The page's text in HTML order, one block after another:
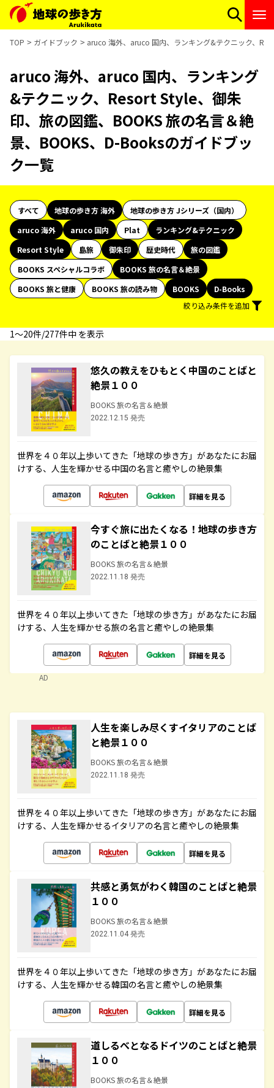
TOP ガイドブック aruco 海外、aruco 国内、ランキング&テクニック、
aruco 海外、aruco 国内、ランキング
&テクニック、Resort Style、御朱
印、旅の図鑑、BOOKS 旅の名言＆絶
景、BOOKS、D-Booksのガイドブッ
ク一覧
すべて 地球の歩き方 海外
地球の歩き方 Jシリーズ（国内）
aruco 海外
aruco 国内 Plat
ランキング&テクニック
Resort Style
島旅 御朱印 歴史時代
旅の図鑑
BOOKS スペシャルコラボ
BOOKS 旅の名言＆絶景
BOOKS 旅と健康
BOOKS 旅の読み物 BOOKS
D-Books
絞り込み条件を追加
1〜20件/277件中 を表示
悠久の教えをひもとく中国のことばと
絶景１００
BOOKS 旅の名言＆絶景
2022.12.15 発売
世界を４０年以上歩いてきた「地球の歩き方」があなたにお届
けする、人生を輝かせる中国の名言と癒やしの絶景集
詳細を見る
今すぐ旅に出たくなる！地球の歩き方
のことばと絶景１００
BOOKS 旅の名言＆絶景
2022.11.18 発売
世界を４０年以上歩いてきた「地球の歩き方」があなたにお届
けする、人生を輝かせる旅の名言と癒やしの絶景集
詳細を見る
AD
人生を楽しみ尽くすイタリアのことば
と絶景１００
BOOKS 旅の名言＆絶景
2022.11.18 発売
世界を４０年以上歩いてきた「地球の歩き方」があなたにお届
けする、人生を輝かせるイタリアの名言と癒やしの絶景集
詳細を見る
共感と勇気がわく韓国のことばと絶景
１００
BOOKS 旅の名言＆絶景
2022.11.04 発売
世界を４０年以上歩いてきた「地球の歩き方」があなたにお届
けする、人生を輝かせる韓国の名言と癒やしの絶景集
詳細を見る
道しるべとなるドイツのことばと絶景
１００
BOOKS 旅の名言＆絶景